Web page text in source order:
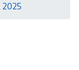
2025